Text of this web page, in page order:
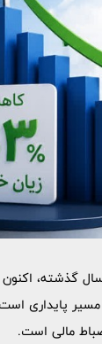
خالص نسبت به سال
پایداری
مالی است.